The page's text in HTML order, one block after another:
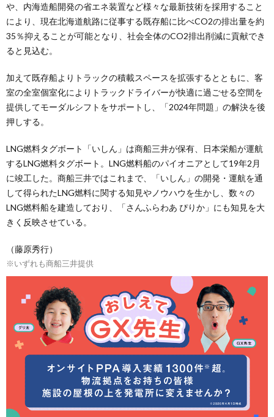
や、内海造船開発の省エネ装置など様々な最新技術を採用すること
により、現在北海道航路に従事する既存船に比べCO2の排出量を約
35％抑えることが可能となり、社会全体のCO2排出削減に貢献でき
ると見込む。
加えて既存船よりトラックの積載スペースを拡張するとともに、客
室の全室個室化によりトラックドライバーが快適に過ごせる空間を
提供してモーダルシフトをサポートし、「2024年問題」の解決を後
押しする。
LNG燃料タグボート「いしん」は商船三井が保有、日本栄船が運航
するLNG燃料タグボート。LNG燃料船のパイオニアとして19年2月
に竣工した。商船三井ではこれまで、「いしん」の開発・運航を通
して得られたLNG燃料に関する知見やノウハウを生かし、数々の
LNG燃料船を建造しており、「さんふらわあ ぴりか」にも知見を大
きく反映させている。
（藤原秀行）
※いずれも商船三井提供